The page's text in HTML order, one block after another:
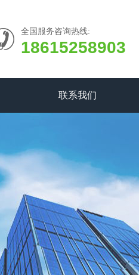
全国服务咨询热线:
18615258903
联系我们